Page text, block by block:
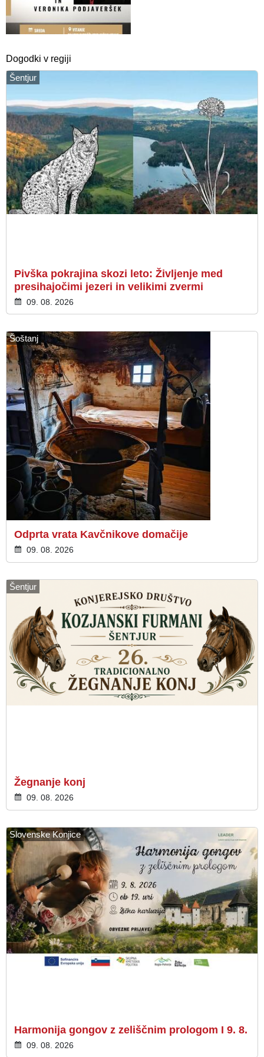
Dogodki v regiji
Šentjur
Pivška pokrajina skozi leto: Življenje med
presihajočimi jezeri in velikimi zvermi
09. 08. 2026
Šoštanj
Odprta vrata Kavčnikove domačije
09. 08. 2026
Šentjur
Žegnanje konj
09. 08. 2026
Slovenske Konjice
Harmonija gongov z zeliščnim prologom I 9. 8.
09. 08. 2026